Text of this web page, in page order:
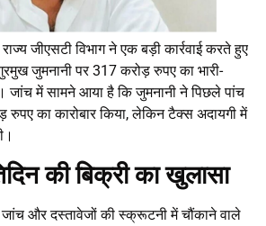
जीएसटी विभाग ने एक बड़ी कार्रवाई करते हुए
जुमनानी पर 317 करोड़ रुपए का भारी-
जांच में सामने आया है कि जुमनानी ने पिछले पांच
रुपए का कारोबार किया, लेकिन टैक्स अदायगी में
की बिक्री का खुलासा
जांच और दस्तावेजों की स्क्रूटनी में चौंकाने वाले